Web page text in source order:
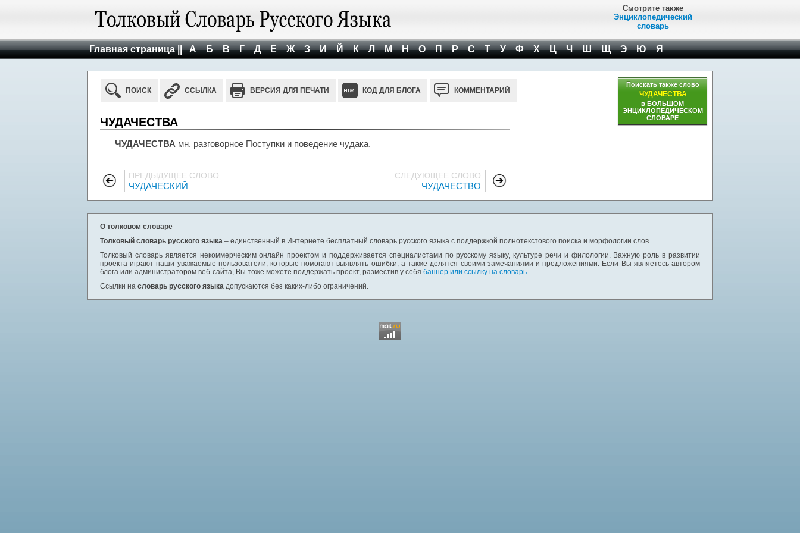
Смотрите также
Энциклопедический
словарь
Главная страница || А Б В Г Д Е Ж З И Й К Л М Н О П Р С Т У Ф Х Ц Ч Ш Щ Э Ю Я
ПОИСК ССЫЛКА ВЕРСИЯ ДЛЯ ПЕЧАТИ КОД ДЛЯ БЛОГА КОММЕНТАРИЙ
ЧУДАЧЕСТВА
ЧУДАЧЕСТВА мн. разговорное Поступки и поведение чудака.
ПРЕДЫДУЩЕЕ СЛОВО
ЧУДАЧЕСКИЙ
СЛЕДУЮЩЕЕ СЛОВО
ЧУДАЧЕСТВО
Поискать также слово
ЧУДАЧЕСТВА
в БОЛЬШОМ
ЭНЦИКЛОПЕДИЧЕСКОМ
СЛОВАРЕ
О толковом словаре
Толковый словарь русского языка – единственный в Интернете бесплатный словарь русского языка с поддержкой полнотекстового поиска и морфологии слов.
Толковый словарь является некоммерческим онлайн проектом и поддерживается специалистами по русскому языку, культуре речи и филологии. Важную роль в развитии
проекта играют наши уважаемые пользователи, которые помогают выявлять ошибки, а также делятся своими замечаниями и предложениями. Если Вы являетесь автором
блога или администратором веб-сайта, Вы тоже можете поддержать проект, разместив у себя баннер или ссылку на словарь.
Ссылки на словарь русского языка допускаются без каких-либо ограничений.